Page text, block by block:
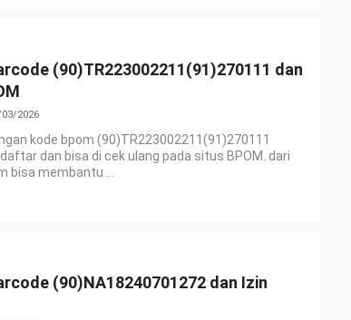
(90)TR223002211(91)270111 dan
2026
kode bpom (90)TR223002211(91)270111
dan bisa di cek ulang pada situs BPOM. dari
bisa membantu ...
(90)NA18240701272 dan Izin